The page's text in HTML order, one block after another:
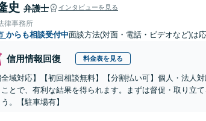
史 弁護士 インタビューを見る
律事務所
からも相談受付中面談方法(対面・電話・ビデオなど)は
信用情報回復 料金表を見る
全域対応】【初回相談無料】【分割払い可】個人・法人
とで、有利な結果を得られます。まずは督促・取り立
。【駐車場有】